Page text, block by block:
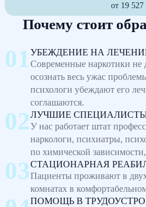
от 19 527
Почему стоит
УБЕЖДЕНИЕ НА
Современные наркотики не
осознать весь ужас
психологи убеждают его
соглашаются.
ЛУЧШИЕ
У нас работает штат
наркологи, психиатры,
по химической
СТАЦИОНАРНАЯ
Пациенты проживают в
комнатах в
ПОМОЩЬ В